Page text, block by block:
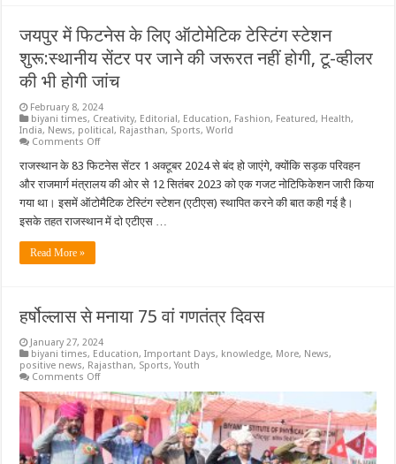
की
हस्तियों
को
दिखाएंगे
राजस्थान
की
खास
आर्ट
जयपुर2
घंटे
जयपुर में फिटनेस के लिए ऑटोमेटिक टेस्टिंग स्टेशन
शुरू:स्थानीय सेंटर पर जाने की जरूरत नहीं होगी, टू-व्हीलर
की भी होगी जांच
February 8, 2024
biyani times, Creativity, Editorial, Education, Fashion, Featured, Health,
India, News, political, Rajasthan, Sports,World
Comments Offon
में
के
लिए
ऑटोमेटिक
टेस्टिंग
नहीं
होगी,
टू-
व्हीलर
की
भी
जांच
राजस्थान के 83 फिटनेस सेंटर 1 अक्टूबर 2024 से बंद हो जाएंगे, क्योंकि सड़क परिवहन
और राजमार्ग मंत्रालय की ओर से 12 सितंबर 2023 को एक गजट नोटिफिकेशन जारी किया
गया था। इसमें ऑटोमैटिक टेस्टिंग स्टेशन (एटीएस) स्थापित करने की बात कही गई है।
इसके तहत राजस्थान में दो एटीएस …
Read More »
हर्षोल्लास से मनाया 75 वां गणतंत्र दिवस
January 27, 2024
biyani times, Education,Important Days, knowledge, More, News,
positive news, Rajasthan, Sports,Youth
Comments Offon
से
मनाया
75
वां
गणतंत्र
दिवस